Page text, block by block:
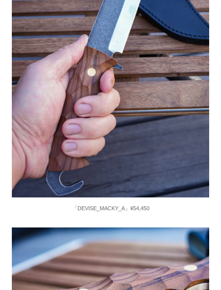
「DEVISE_MACKY_A」¥54,450